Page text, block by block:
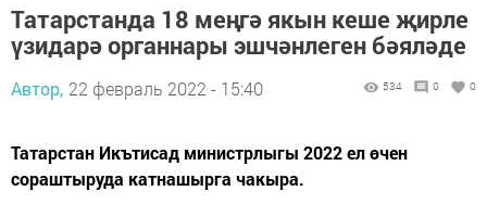
Татарстанда 18 меңгә якын кеше җирле
үзидарә органнары эшчәнлеген бәяләде
Автор, 22 февраль 2022 - 15:40 534 0 0
Татарстан Икътисад министрлыгы 2022 ел өчен
сораштыруда катнашырга чакыра.